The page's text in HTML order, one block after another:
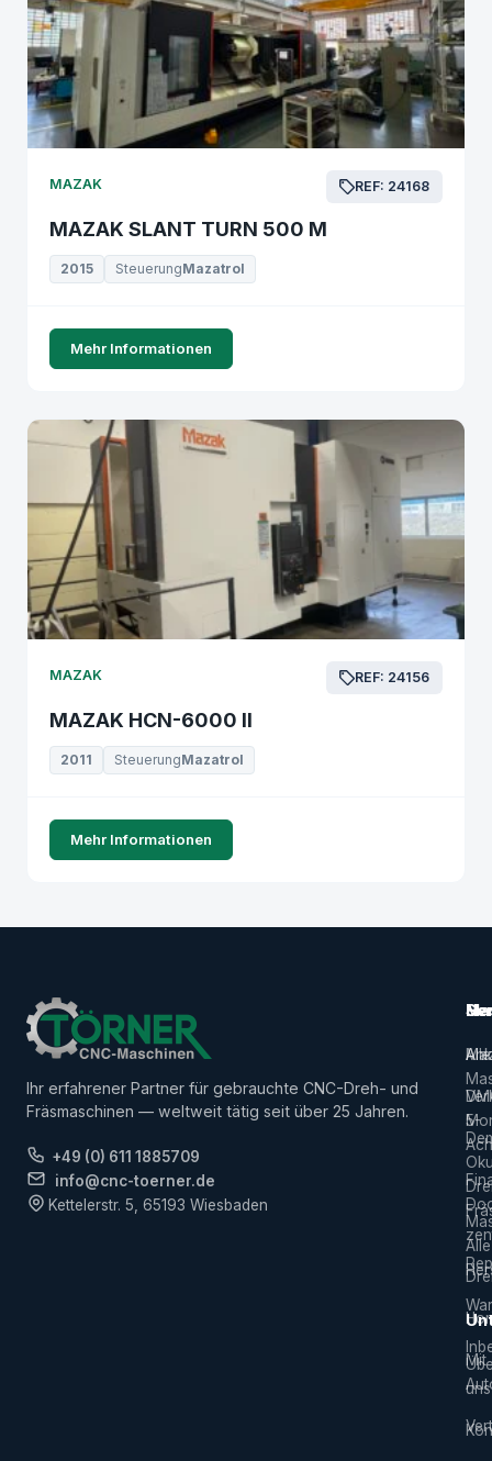
MAZAK REF: 24168
MAZAK SLANT TURN 500 M
2015 SteuerungMazatrol
Mehr Informationen
MAZAK REF: 24156
MAZAK HCN-6000 II
2011 SteuerungMazatrol
Mehr Informationen
Ihr erfahrener Partner für gebrauchte CNC-Dreh- und
Fräsmaschinen — weltweit tätig seit über 25 Jahren.
+49 (0) 611 1885709
info@cnc-toerner.de
Kettelerstr. 5, 65193 Wiesbaden
Alle
5-
Mit
Alle
uns